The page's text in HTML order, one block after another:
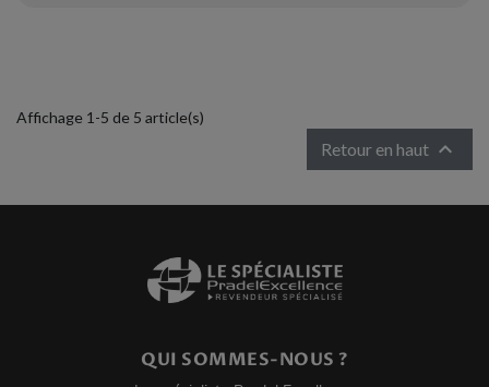
Affichage 1-5 de 5 article(s)
Retour en haut 
QUI SOMMES-NOUS ?